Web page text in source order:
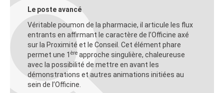
Le poste avancé
Véritable poumon de la pharmacie, il articule les flux
entrants en affirmant le caractère de l’Officine axé
sur la Proximité et le Conseil. Cet élément phare
permet une 1 ère approche singulière, chaleureuse
avec la possibilité de mettre en avant les
démonstrations et autres animations initiées au
sein de l’Officine.